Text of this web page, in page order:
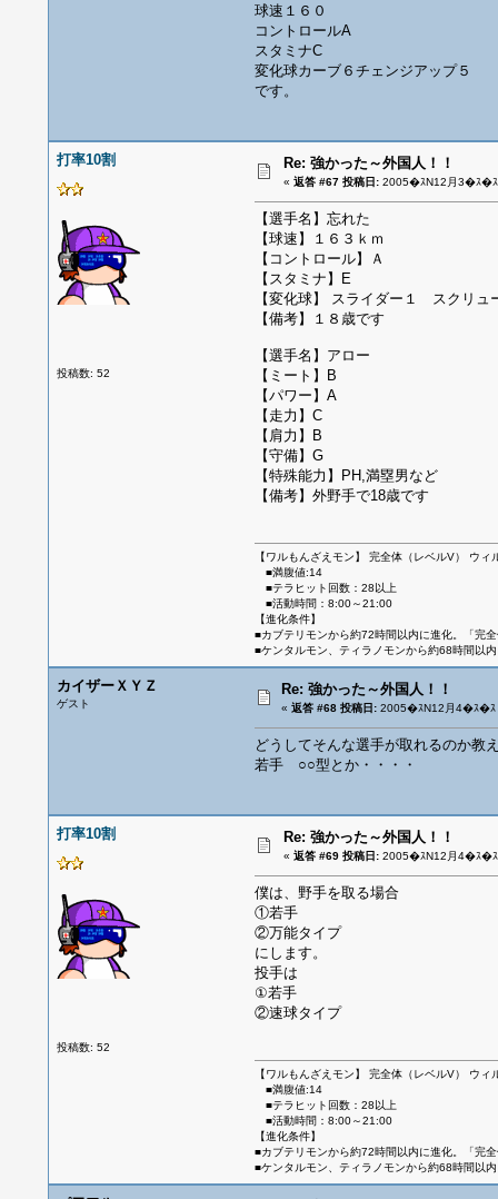
球速１６０
コントロールA
スタミナC
変化球カーブ６チェンジアップ５
です。
打率10割
投稿数: 52
Re: 強かった～外国人！！
« 返答 #67 投稿日:2005�ｽN12月3�ｽ�
【選手名】忘れた
【球速】１６３ｋｍ
【コントロール】Ａ
【スタミナ】E
【変化球】 スライダー１ スクリ
【備考】１８歳です
【選手名】アロー
【ミート】B
【パワー】A
【走力】C
【肩力】B
【守備】G
【特殊能力】PH,満塁男など
【備考】外野手で18歳です
【ワルもんざえモン】 完全体（レベルV） ウィ
■満腹値:14
■テラヒット回数：28以上
■活動時間：8:00～21:00
【進化条件】
■カブテリモンから約72時間以内に進化。「完
■ケンタルモン、ティラノモンから約68時間以
カイザーＸＹＺ
ゲスト
Re: 強かった～外国人！！
« 返答 #68 投稿日:2005�ｽN12月4�ｽ�
どうしてそんな選手が取れるのか教
若手 ○○型とか・・・・
打率10割
投稿数: 52
Re: 強かった～外国人！！
« 返答 #69 投稿日:2005�ｽN12月4�ｽ�
僕は、野手を取る場合
①若手
②万能タイプ
にします。
投手は
①若手
②速球タイプ
【ワルもんざえモン】 完全体（レベルV） ウィ
■満腹値:14
■テラヒット回数：28以上
■活動時間：8:00～21:00
【進化条件】
■カブテリモンから約72時間以内に進化。「完
■ケンタルモン、ティラノモンから約68時間以